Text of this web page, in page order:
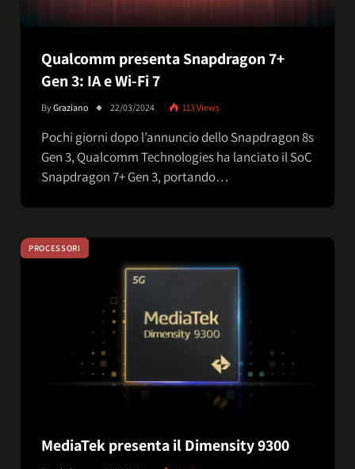
Qualcomm presenta Snapdragon 7+
Gen 3: IA e Wi-Fi 7
ByGraziano 22/03/2024 113Views
Pochi giorni dopo l’annuncio dello Snapdragon 8s
Gen 3, Qualcomm Technologies ha lanciato il SoC
Snapdragon 7+ Gen 3, portando…
PROCESSORI
MediaTek presenta il Dimensity 9300